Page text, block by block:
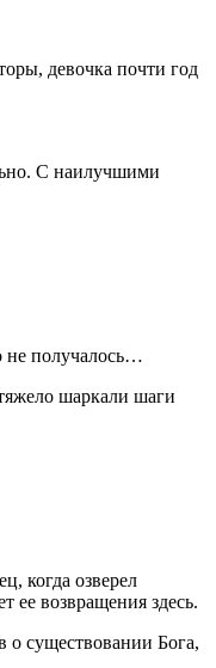
девочка почти год
С наилучшими
не получалось…
шаркали шаги
когда озверел
ее возвращения здесь.
о существовании Бога,